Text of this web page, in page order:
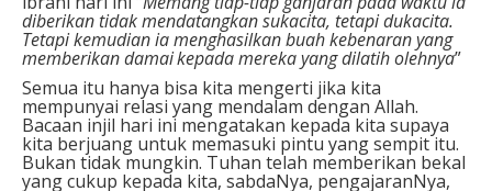
diberikan tidak mendatangkan sukacita, tetapi dukacita.
Tetapi kemudian ia menghasilkan buah kebenaran yang
memberikan damaikepada mereka yang dilatih olehnya”
Semua itu hanya bisa kita mengerti jika kita
mempunyai relasi yang mendalam dengan Allah.
Bacaan injil hari ini mengatakan kepada kita supaya
kita berjuang untuk memasuki pintu yang sempit itu.
Bukan tidak mungkin. Tuhan telah memberikan bekal
yang cukup kepada kita, sabdaNya, pengajaranNya,